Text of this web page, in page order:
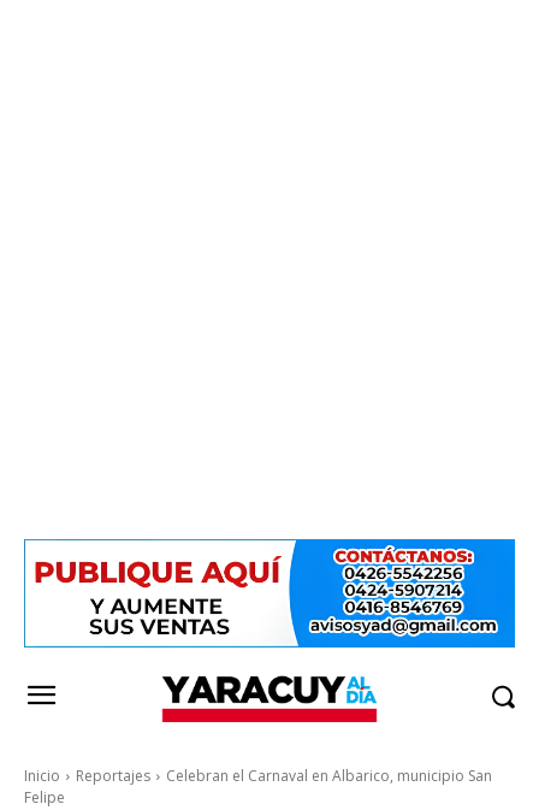
Inicio Reportajes
Celebran el Carnaval en Albarico, municipio San
Felipe